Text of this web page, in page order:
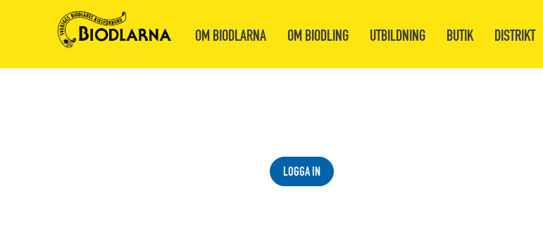
OM BIODLARNA OM BIODLING UTBILDNING BUTIK DISTRIKT
LOGGA IN